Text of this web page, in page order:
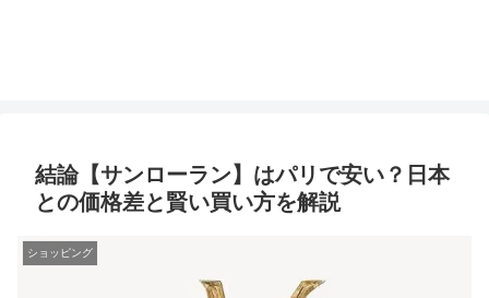
結論【サンローラン】はパリで安い？日本
との価格差と賢い買い方を解説
ショッピング